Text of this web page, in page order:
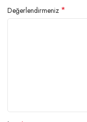
Değerlendirmeniz *